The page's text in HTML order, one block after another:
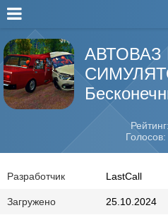
АВТОВАЗ
Разработчик LastCall
Загружено 25.10.2024